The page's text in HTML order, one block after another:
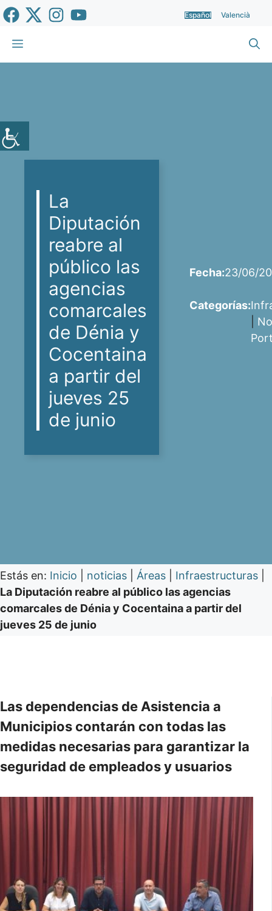
Saltar
al
contenido
Español Valencià
Menú
La
Diputación
reabre al
público las
agencias
comarcales
de Dénia y
Cocentaina
a partir del
jueves 25
de junio
Fecha:23/06/
Categorías:
Estás en: Inicio noticias Áreas Infraestructuras
La Diputación reabre al público las agencias
comarcales de Dénia y Cocentaina a partir del
jueves 25 de junio
Las dependencias de Asistencia a
Municipios contarán con todas las
medidas necesarias para garantizar la
seguridad de empleados y usuarios